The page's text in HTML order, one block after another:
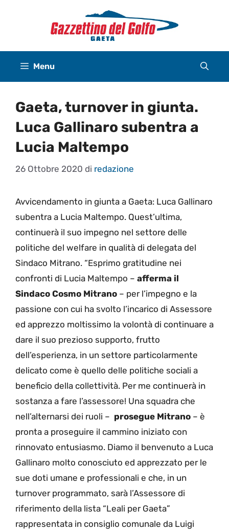
Menu
Gaeta, turnover in giunta.
Luca Gallinaro subentra a
Lucia Maltempo
26 Ottobre 2020 di redazione
Avvicendamento in giunta a Gaeta: Luca Gallinaro
subentra a Lucia Maltempo. Quest’ultima,
continuerà il suo impegno nel settore delle
politiche del welfare in qualità di delegata del
Sindaco Mitrano. “Esprimo gratitudine nei
confronti di Lucia Maltempo – afferma il
Sindaco Cosmo Mitrano – per l’impegno e la
passione con cui ha svolto l’incarico di Assessore
ed apprezzo moltissimo la volontà di continuare a
dare il suo prezioso supporto, frutto
dell’esperienza, in un settore particolarmente
delicato come è quello delle politiche sociali a
beneficio della collettività. Per me continuerà in
sostanza a fare l’assessore! Una squadra che
nell’alternarsi dei ruoli – prosegue Mitrano – è
pronta a proseguire il cammino iniziato con
rinnovato entusiasmo. Diamo il benvenuto a Luca
Gallinaro molto conosciuto ed apprezzato per le
sue doti umane e professionali e che, in un
turnover programmato, sarà l’Assessore di
riferimento della lista “Leali per Gaeta”
rappresentata in consiglio comunale da Luigi